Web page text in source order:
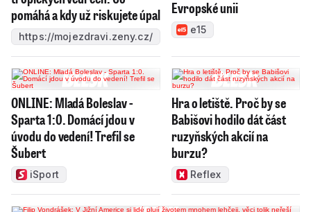
pomáhá a kdy už riskujete úpal
https://mojezdravi.zeny.cz/
Evropské unii
e15
ONLINE: Mladá Boleslav -
Sparta 1:0. Domácí jdou v
úvodu do vedení! Trefil se
Šubert
iSport
Hra o letiště. Proč by se
Babišovi hodilo dát část
ruzyňských akcií na
burzu?
Reflex